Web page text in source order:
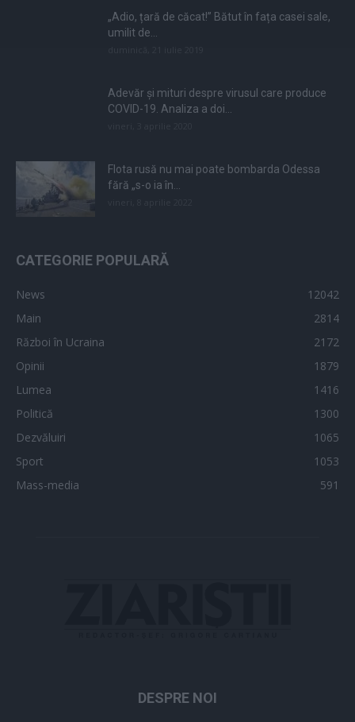
„Adio, țară de căcat!” Bătut în fața casei sale,
umilit de...
Adevăr și mituri despre virusul care produce
COVID-19. Analiza a doi...
Flota rusă nu mai poate bombarda Odessa
fără „s-o ia în...
CATEGORIE POPULARĂ
News
12042
Main
2814
Război în Ucraina
2172
Opinii
1879
Lumea
1416
Politică
1300
Dezvăluiri
1065
Sport
1053
Mass-media
591
DESPRE NOI